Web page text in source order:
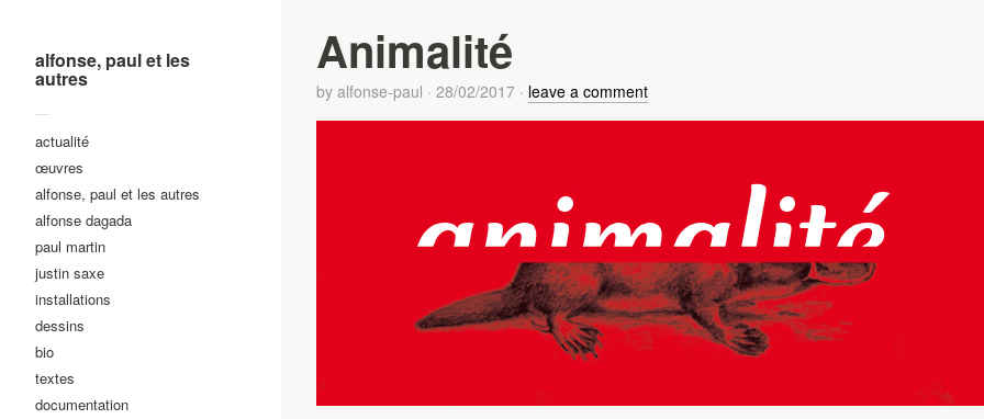
alfonse, paul et les
autres
—
actualité
œuvres
alfonse, paul et les autres
alfonse dagada
paul martin
justin saxe
installations
dessins
bio
textes
documentation
Animalité
by alfonse-paul · 28/02/2017 · leave a comment